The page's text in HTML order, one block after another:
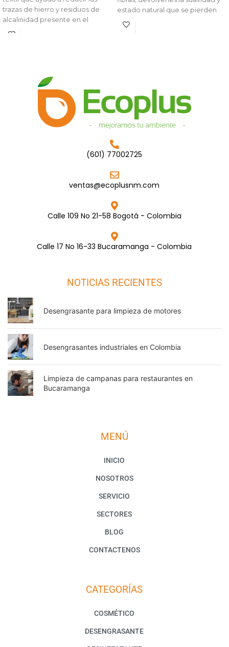
trazas de hierro y residuos de
alcalinidad presente en el
estado natural que se pierden
con
(601) 77002725
ventas@ecoplusnm.com
Calle 109 No 21-58 Bogotá - Colombia
Calle 17 No 16-33 Bucaramanga - Colombia
NOTICIAS RECIENTES
Desengrasante para limpieza de motores
Desengrasantes industriales en Colombia
Limpieza de campanas para restaurantes en
Bucaramanga
MENÚ
INICIO
NOSOTROS
SERVICIO
SECTORES
BLOG
CONTACTENOS
CATEGORÍAS
COSMÉTICO
DESENGRASANTE